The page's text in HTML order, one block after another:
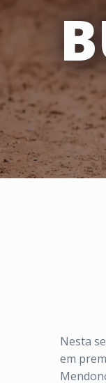
Nesta
em